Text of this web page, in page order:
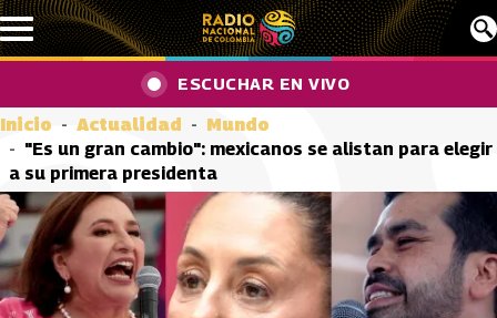
Pasar al contenido principal
ESCUCHAR EN VIVO
Inicio Actualidad
Mundo
"Es un gran cambio": mexicanos se alistan para elegir
a su primera presidenta